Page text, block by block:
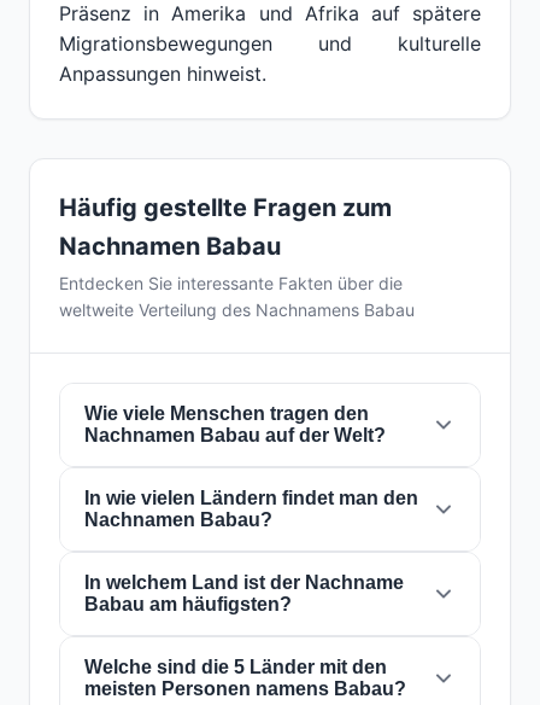
Präsenz in Amerika und Afrika auf spätere
Migrationsbewegungen und kulturelle
Anpassungen hinweist.
Häufig gestellte Fragen zum
Nachnamen Babau
Entdecken Sie interessante Fakten über die
weltweite Verteilung des Nachnamens Babau
Wie viele Menschen tragen den
Nachnamen Babau auf der Welt?
Derzeit gibt es weltweit etwa1.657 Personen
mit dem NachnamenBabau
dass etwa 1 von4,828,002 Personenauf der
Welt diesen Nachnamen trägt. Er ist in27
Ländernpräsent, was seine globale
Verbreitung widerspiegelt.
In wie vielen Ländern findet man den
Nachnamen Babau?
Der NachnameBabauist in 27 Ländernauf
der ganzen Welt präsent. Dies klassifiziert ihn
als einen Nachnamen mitlokalReichweite.
Seine Präsenz in mehreren Ländern weist auf
historische Migrations- und
In welchem Land ist der Nachname
Babau am häufigsten?
Der NachnameBabauist am häufigsten in
Rumänien, wo ihn etwa893 Personentragen.
Welche sind die 5 Länder mit den
meisten Personen namens Babau?